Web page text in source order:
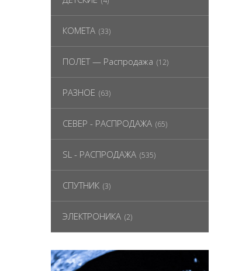
КОМЕТА (33)
ПОЛЕТ — Распродажа (12)
РАЗНОЕ (63)
СЕВЕР - РАСПРОДАЖА (65)
SL - РАСПРОДАЖА (535)
СПУТНИК (3)
ЭЛЕКТРОНИКА (2)